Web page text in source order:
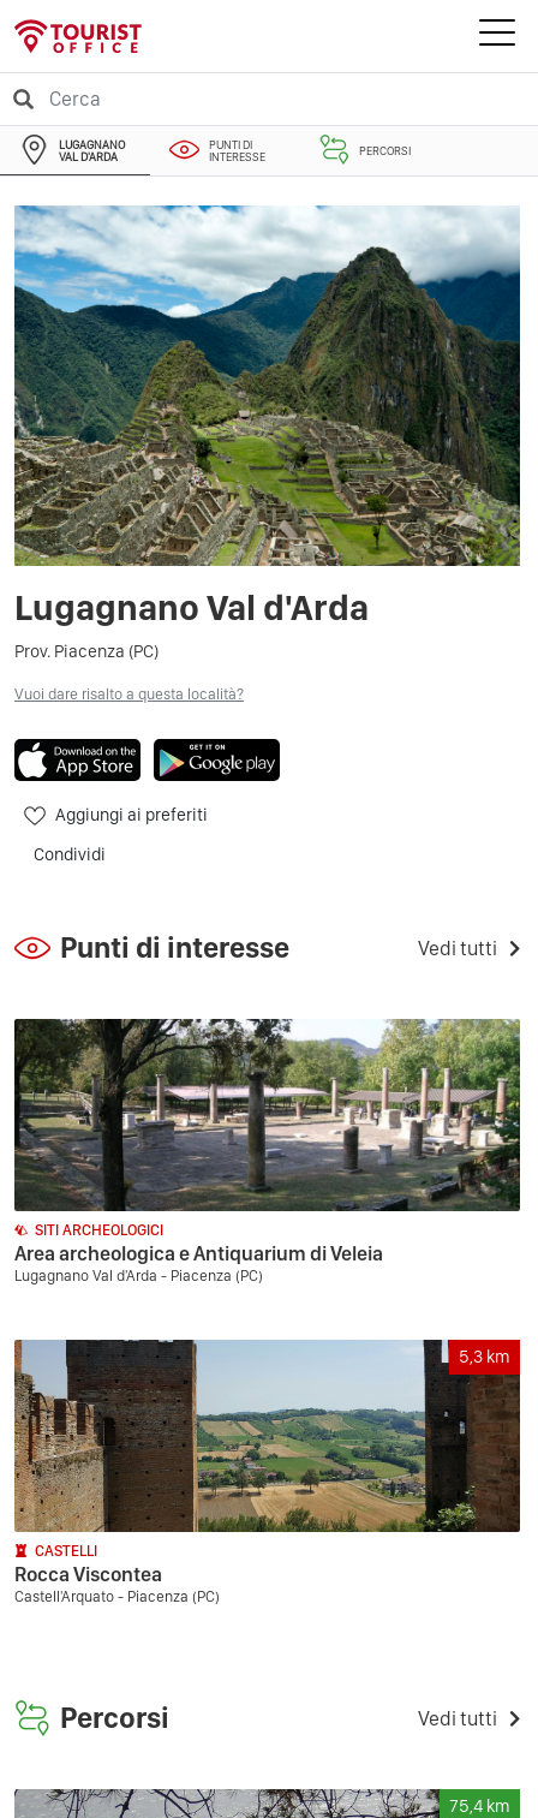
LUGAGNANO
VAL D'ARDA
PUNTI DI
INTERESSE
PERCORSI
Lugagnano Val d'Arda
Prov. Piacenza (PC)
Vuoi dare risalto a questa località?
Aggiungi ai preferiti
Condividi
Punti di interesse Vedi tutti
SITI ARCHEOLOGICI
Area archeologica e Antiquarium di Veleia
Lugagnano Val d'Arda - Piacenza (PC)
5,3 km
CASTELLI
Rocca Viscontea
Castell'Arquato - Piacenza (PC)
Percorsi Vedi tutti
75,4 km